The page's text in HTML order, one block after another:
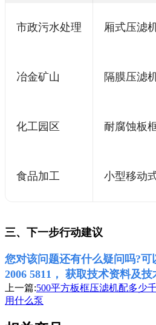
市政污水处理 厢式压滤
冶金矿山 隔膜压滤
化工园区 耐腐蚀板
食品加工 小型移动
三、下一步行动建议
您对该问题还有什么疑问吗?可
2006 5811， 获取技术资料及技
上一篇:500平方板框压滤机配多少
用什么泵